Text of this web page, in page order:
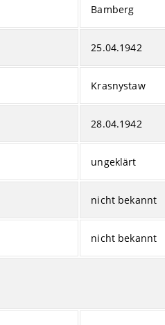
Bamberg
25.04.1942
Krasnystaw
28.04.1942
ungeklärt
nicht bekannt
nicht bekannt